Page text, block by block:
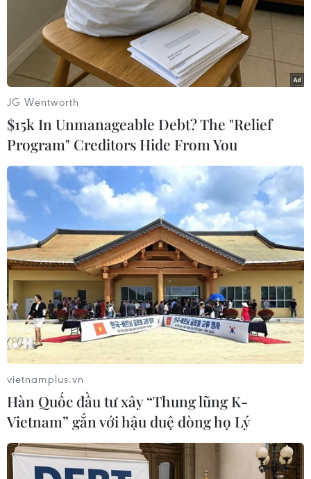
TIN LIÊN QUAN
Thủ lĩnh biểu tình Suthep tuyên bố không
thương lượng
16/01/2014 11:39
Ông Suthep tuyên bố người biểu tình sẽ chiến đấu đến
cùng. Họ sẽ không thương lượng và không nhân
nhượng đối với chính phủ của bà Yingluck.
JG Wentworth
$15k In Unmanageable Debt? The "Relief
Program" Creditors Hide From You
vietnamplus.vn
Hàn Quốc đầu tư xây “Thung lũng K-
Vietnam” gắn với hậu duệ dòng họ Lý